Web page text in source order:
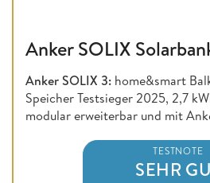
Anker SOLIX
Anker SOLIX 3: home&smart
Speicher Testsieger 2025, 2,7
modular erweiterbar und mit
TESTNOTE
SEHR